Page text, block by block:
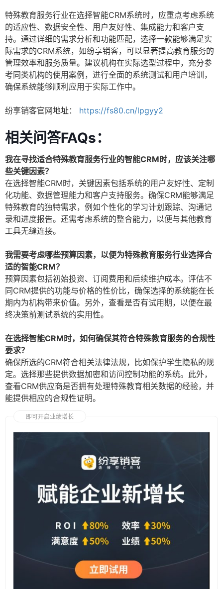
特殊教育服务行业在选择智能CRM系统时，应重点考虑系统
的适应性、数据安全性、用户友好性、集成能力和客户支
持。通过详细的需求分析和功能匹配，选择一款能够满足实
际需求的CRM系统，如纷享销客，可以显著提高教育服务的
管理效率和服务质量。建议机构在实际选型过程中，充分参
考同类机构的使用案例，进行全面的系统测试和用户培训，
确保系统能够顺利应用于实际工作中。
纷享销客官网地址： https://fs80.cn/lpgyy2
相关问答FAQs：
我在寻找适合特殊教育服务行业的智能CRM时，应该关注哪
些关键因素？
在选择智能CRM时，关键因素包括系统的用户友好性、定制
化功能、数据管理能力和客户支持服务。确保CRM能够满足
特殊教育的独特需求，例如个性化的学习计划跟踪、沟通记
录和进度报告。还需考虑系统的整合能力，以便与其他教育
工具无缝连接。
我需要考虑哪些预算因素，以便为特殊教育服务行业选择合
适的智能CRM？
预算因素包括初始投资、订阅费用和后续维护成本。评估不
同CRM提供的功能与价格的性价比，确保选择的系统能在长
期内为机构带来价值。另外，查看是否有试用期，以便在最
终决策前测试系统的实用性。
在选择智能CRM时，如何确保其符合特殊教育服务的合规性
要求？
确保所选的CRM符合相关法律法规，比如保护学生隐私的规
定。选择那些提供数据加密和访问控制功能的系统。此外，
查看CRM供应商是否拥有处理特殊教育相关数据的经验，并
能提供相应的合规性证明。
即可开启业绩增长